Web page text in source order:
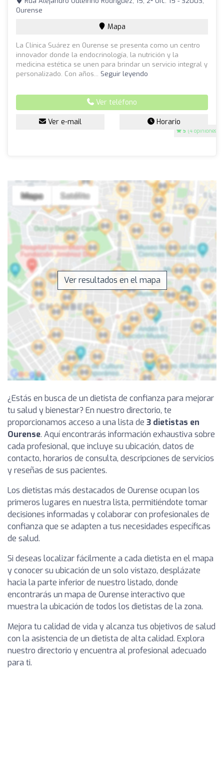
5 (4 opiniones)
Ourense
Mapa
La Clínica Suárez en Ourense se presenta como un centro
innovador donde la endocrinología, la nutrición y la
medicina estética se unen para brindar un servicio integral y
personalizado. Con años... Seguir leyendo
Ver teléfono
Ver e-mail Horario
Ver resultados en el mapa
¿Estás en busca de un dietista de confianza para mejorar
tu salud y bienestar? En nuestro directorio, te
proporcionamos acceso a una lista de 3 dietistas en
Ourense. Aquí encontrarás información exhaustiva sobre
cada profesional, que incluye su ubicación, datos de
contacto, horarios de consulta, descripciones de servicios
y reseñas de sus pacientes.
Los dietistas más destacados de Ourense ocupan los
primeros lugares en nuestra lista, permitiéndote tomar
decisiones informadas y colaborar con profesionales de
confianza que se adapten a tus necesidades específicas
de salud.
Si deseas localizar fácilmente a cada dietista en el mapa
y conocer su ubicación de un solo vistazo, desplázate
hacia la parte inferior de nuestro listado, donde
encontrarás un mapa de Ourense interactivo que
muestra la ubicación de todos los dietistas de la zona.
Mejora tu calidad de vida y alcanza tus objetivos de salud
con la asistencia de un dietista de alta calidad. Explora
nuestro directorio y encuentra al profesional adecuado
para ti.